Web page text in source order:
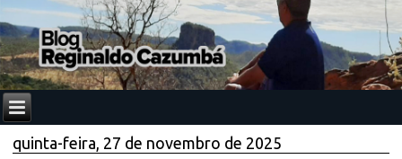
quinta-feira, 27 de novembro de 2025